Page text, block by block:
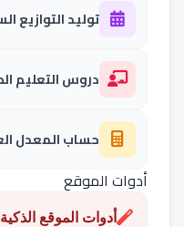
توليد التوازيع
دروس التعليم
حساب المعدل
أدوات الموقع
أدوات الموقع الذكية